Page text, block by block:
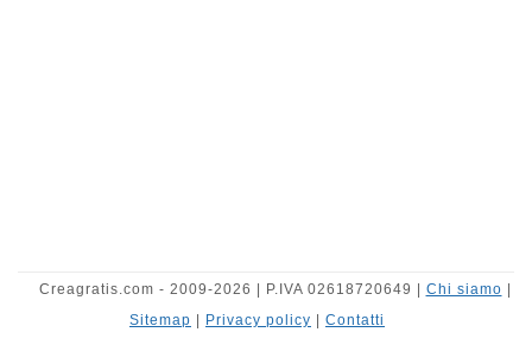
Creagratis.com - 2009-2026 | P.IVA 02618720649 | Chi siamo
Sitemap
Privacy policy Contatti